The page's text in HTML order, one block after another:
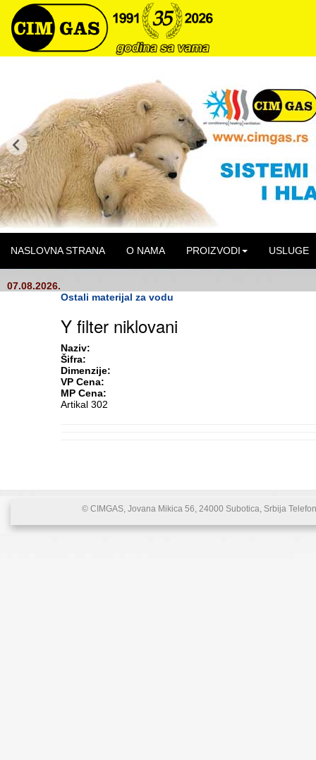
NASLOVNA STRANA O NAMA PROIZVODI USLUGE
07.08.2026.
Ostali materijal za vodu
Y filter niklovani
Naziv:
Šifra:
Dimenzije:
VP Cena:
MP Cena:
Artikal 302
© CIMGAS, Jovana Mikica 56, 24000 Subotica, Srbija